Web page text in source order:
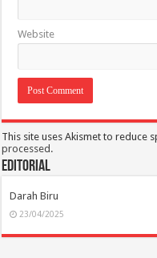
Website
This site uses Akismet to reduce
processed.
Editorial
Darah Biru
23/04/2025